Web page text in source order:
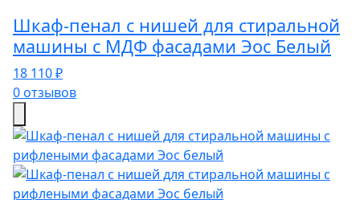
Шкаф-пенал с нишей для стиральной
машины с МДФ фасадами Эос Белый
18 110 ₽
0 отзывов